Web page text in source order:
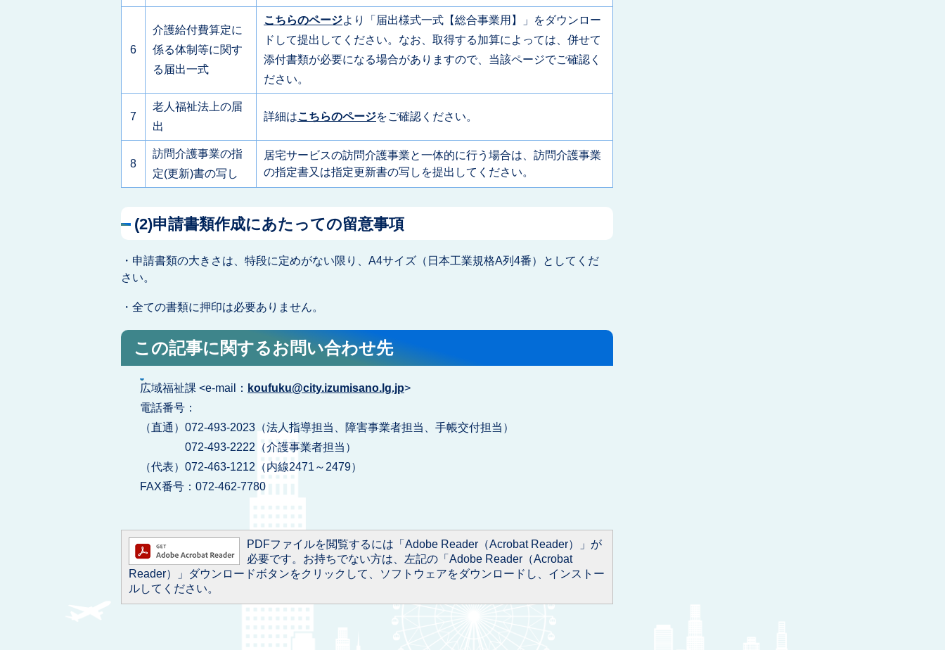
6
介護給付費算定に
係る体制等に関す
る届出一式
こちらのページより「届出様式一式【総合事業用】」をダウンロー
ドして提出してください。なお、取得する加算によっては、併せて
添付書類が必要になる場合がありますので、当該ページでご確認く
ださい。
7
老人福祉法上の届
出
詳細はこちらのページをご確認ください。
8
訪問介護事業の指
定(更新)書の写し
居宅サービスの訪問介護事業と一体的に行う場合は、訪問介護事業
の指定書又は指定更新書の写しを提出してください。
(2)申請書類作成にあたっての留意事項
・申請書類の大きさは、特段に定めがない限り、A4サイズ（日本工業規格A列4番）としてくだ
さい。
・全ての書類に押印は必要ありません。
この記事に関するお問い合わせ先
広域福祉課 <e-mail： koufuku@city.izumisano.lg.jp>
電話番号：
（直通）072-493-2023（法人指導担当、障害事業者担当、手帳交付担当）
072-493-2222（介護事業者担当）
（代表）072-463-1212（内線2471～2479）
FAX番号：072-462-7780
PDFファイルを閲覧するには「Adobe Reader（Acrobat Reader）」が
必要です。お持ちでない方は、左記の「Adobe Reader（Acrobat
Reader）」ダウンロードボタンをクリックして、ソフトウェアをダウンロードし、インストー
ルしてください。